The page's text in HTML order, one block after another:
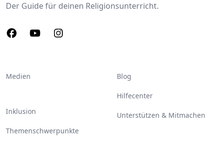
Der Guide für deinen Religionsunterricht.
FacebookYoutubeInstagram
Medien
Inklusion
Themenschwerpunkte
Blog
Hilfecenter
Unterstützen & Mitmachen